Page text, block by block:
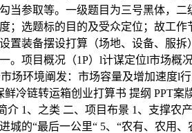
当参取等。一级题目为三号黑体，
；选题标的目的及受众定位；故工
置装备摆设打算（场地、设备、服
。项目概况（1P）l计谋定位l市场
场环境阐发：市场容量及增加速度l
冷链转运箱创业打算书 提纲 PPT
介 1、之类 二、项目布景 1、支撑农
城的“最后一公里“ 5、“农有、农用